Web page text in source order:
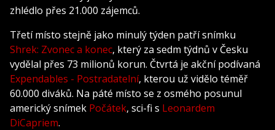
zhlédlo přes 21.000 zájemců.
Třetí místo stejně jako minulý týden patří snímku
Shrek: Zvonec a konec, který za sedm týdnů v Česku
vydělal přes 73 milionů korun. Čtvrtá je akční podívaná
Expendables - Postradatelní, kterou už vidělo téměř
60.000 diváků. Na páté místo se z osmého posunul
americký snímek Počátek, sci-fi s Leonardem
DiCapriem.